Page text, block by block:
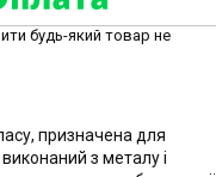
будь-який товар не
призначена для
виконаний з металу і